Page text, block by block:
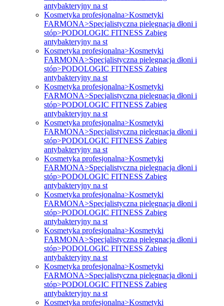
antybakteryjny na st
Kosmetyka profesjonalna>Kosmetyki
FARMONA>Specjalistyczna pielęgnacja dłoni i
stóp>PODOLOGIC FITNESS Zabieg
antybakteryjny na st
Kosmetyka profesjonalna>Kosmetyki
FARMONA>Specjalistyczna pielęgnacja dłoni i
stóp>PODOLOGIC FITNESS Zabieg
antybakteryjny na st
Kosmetyka profesjonalna>Kosmetyki
FARMONA>Specjalistyczna pielęgnacja dłoni i
stóp>PODOLOGIC FITNESS Zabieg
antybakteryjny na st
Kosmetyka profesjonalna>Kosmetyki
FARMONA>Specjalistyczna pielęgnacja dłoni i
stóp>PODOLOGIC FITNESS Zabieg
antybakteryjny na st
Kosmetyka profesjonalna>Kosmetyki
FARMONA>Specjalistyczna pielęgnacja dłoni i
stóp>PODOLOGIC FITNESS Zabieg
antybakteryjny na st
Kosmetyka profesjonalna>Kosmetyki
FARMONA>Specjalistyczna pielęgnacja dłoni i
stóp>PODOLOGIC FITNESS Zabieg
antybakteryjny na st
Kosmetyka profesjonalna>Kosmetyki
FARMONA>Specjalistyczna pielęgnacja dłoni i
stóp>PODOLOGIC FITNESS Zabieg
antybakteryjny na st
Kosmetyka profesjonalna>Kosmetyki
FARMONA>Specjalistyczna pielęgnacja dłoni i
stóp>PODOLOGIC FITNESS Zabieg
antybakteryjny na st
Kosmetyka profesjonalna>Kosmetyki